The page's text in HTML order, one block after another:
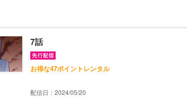
7話
お得な47ポイントレンタル
配信日：2024/05/20